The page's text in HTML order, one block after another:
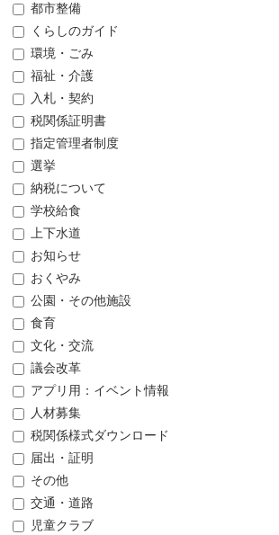
都市整備
くらしのガイド
環境・ごみ
福祉・介護
入札・契約
税関係証明書
指定管理者制度
選挙
納税について
学校給食
上下水道
お知らせ
おくやみ
公園・その他施設
食育
文化・交流
議会改革
アプリ用：イベント情報
人材募集
税関係様式ダウンロード
届出・証明
その他
交通・道路
児童クラブ